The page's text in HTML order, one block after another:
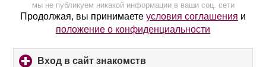
мы не публикуем никакой информации в ваши соц. сети
Продолжая, вы принимаете условия соглашения и
положение о конфиденциальности
Вход в сайт знакомств